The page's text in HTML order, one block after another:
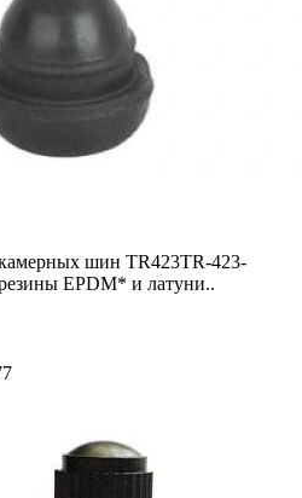
шин TR423TR-423-
EPDM* и латуни..